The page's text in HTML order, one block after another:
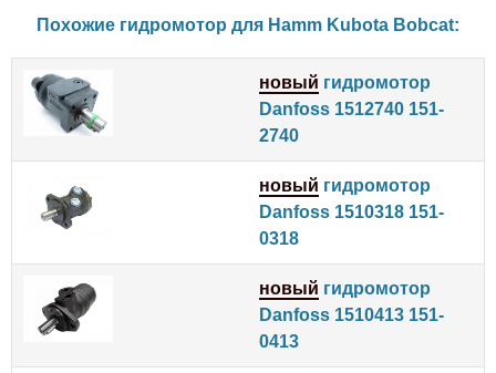
Похожие гидромотор для Hamm Kubota Bobcat:
новый гидромотор
Danfoss 1512740 151-
2740
новый гидромотор
Danfoss 1510318 151-
0318
новый гидромотор
Danfoss 1510413 151-
0413